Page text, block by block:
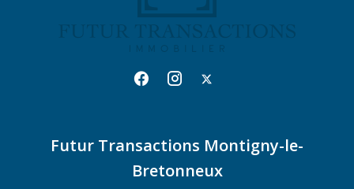
Futur Transactions Montigny-le-
Bretonneux